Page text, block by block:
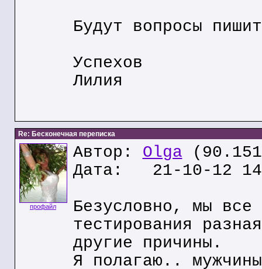
Будут вопросы
Успехов
Лилия
Re: Бесконечная переписка
профайл
Автор: Olga
Дата: 21-10-12
Безусловно, мы
тестирования
другие причины.
Я полагаю..